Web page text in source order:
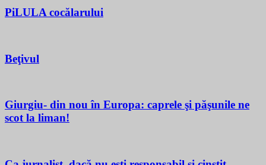
PiLULA cocălarului
Beţivul
Giurgiu- din nou în Europa: caprele şi păşunile ne
scot la liman!